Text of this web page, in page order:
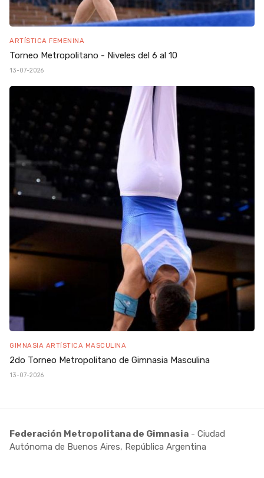
ARTÍSTICA FEMENINA
Torneo Metropolitano - Niveles del 6 al 10
13-07-2026
GIMNASIA ARTÍSTICA MASCULINA
2do Torneo Metropolitano de Gimnasia Masculina
13-07-2026
Federación Metropolitana de Gimnasia - Ciudad
Autónoma de Buenos Aires, República Argentina